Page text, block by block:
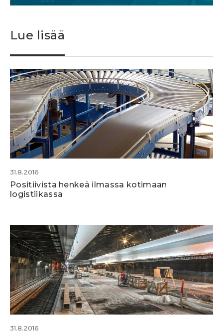
Lue lisää
31.8.2016
Positiivista henkeä ilmassa kotimaan
logistiikassa
31.8.2016